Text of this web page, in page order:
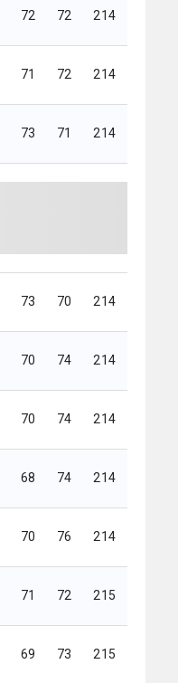
72 72 214
71 72 214
73 71 214
73 70 214
70 74 214
70 74 214
68 74 214
70 76 214
71 72 215
69 73 215